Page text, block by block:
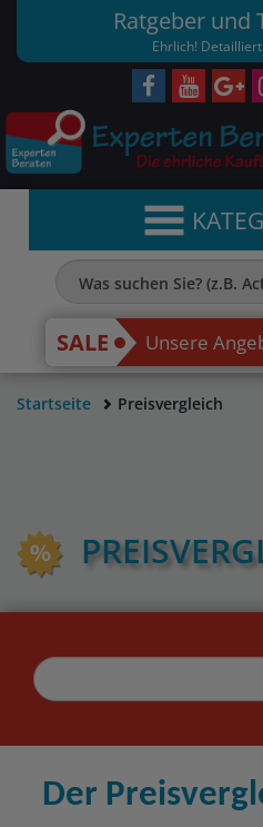
Ratgeber und
Ehrlich!
SALE Unsere
Startseite Preisvergleich
Der